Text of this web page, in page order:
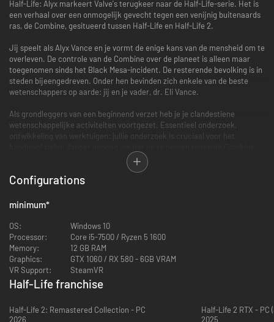
Half-Life: Alyx markeert Valve's terugkeer naar de Half-Life-serie. Het is
een verhaal over een onmogelijk gevecht tegen een venijnig buitenaards
ras, de Combine, gesitueerd tussen Half-Life en Half-Life 2.
Jij speelt als Alyx Vance en je vormt de enige kans van de mensheid om te
overleven. De controle van de Combine over de planeet is alleen maar
toegenomen sinds het Black Mesa-incident. De resterende bevolking is in
steden bijeengedreven. Onder hen bevinden zich enkele van de beste
wetenschappers op aarde: jij en je vader, dr. Eli Vance.
Als grondleggers van een beginnend verzet heb je je clandestiene
wetenschappelijke activiteiten voortgezet. Essentieel onderzoek,
ontwikkeling van werktuigen: jullie onderzoek is cruciaal voor het
Elke dag leer je meer over je vijand en elke dag werk je aan het vinden
van een zwakke plek.
OVER GAMEPLAY IN VR:
Valve's terugkeer naar het Half-Life-universum, waar het allemaal begon,
werd van a tot z speciaal ontworpen voor virtual reality. VR werd gemaakt
voor het soort gameplay die het kloppend hart vormt van Half-Life.
Dompel jezelf onder in diepe interacties met de omgeving, in het oplossen
van puzzels, het verkennen van de wereld en in viscerale gevechten.
onmogelijk schot te maken. Snuffel door de schappen om een
Configurations
minimum*
OS:
Windows 10
Processor:
Core i5-7500 / Ryzen 5 1600
Memory:
12 GB RAM
Graphics:
GTX 1060 / RX 580 - 6GB VRAM
VR Support:
SteamVR
Half-Life franchise
Half-Life 2: Remastered Collection - PC
2026
Half-Life 2 RTX - PC
2025